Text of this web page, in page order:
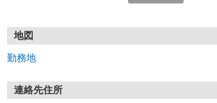
号」など
地図
勤務地
連絡先住所